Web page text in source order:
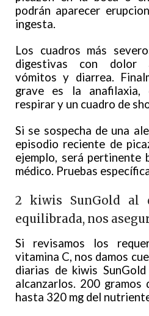
podrán aparecer
ingesta.
Los cuadros más
digestivas con dolor
vómitos y diarrea.
grave es la anafilaxia,
respirar y un cuadro de
Si se sospecha de una
episodio reciente de
ejemplo, será pertinente
médico. Pruebas
2 kiwis SunGold al
equilibrada, nos
Si revisamos los
vitamina C, nos damos
diarias de kiwis
alcanzarlos. 200
hasta 320 mg del